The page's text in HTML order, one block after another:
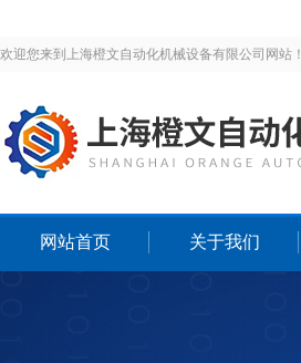
欢迎您来到上海橙文自动化机械设备有限公司网站！
网站首页 关于我们